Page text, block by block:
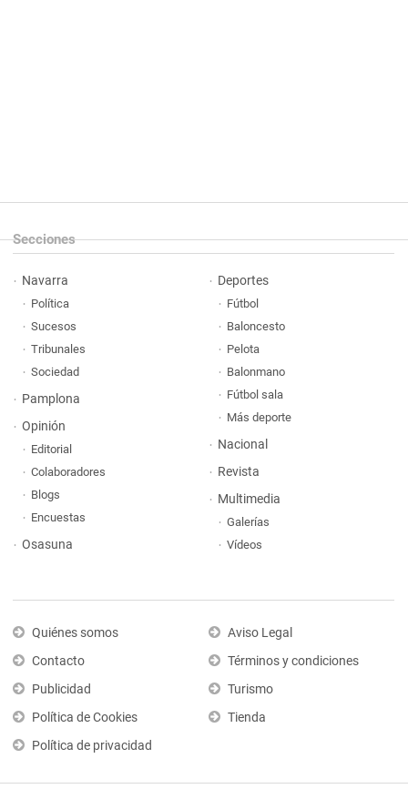
Secciones
Navarra
Política
Sucesos
Tribunales
Sociedad
Pamplona
Opinión
Editorial
Colaboradores
Blogs
Encuestas
Osasuna
Deportes
Fútbol
Baloncesto
Pelota
Balonmano
Fútbol sala
Más deporte
Nacional
Revista
Multimedia
Galerías
Vídeos
Quiénes somos
Contacto
Publicidad
Política de Cookies
Política de privacidad
Aviso Legal
Términos y condiciones
Turismo
Tienda